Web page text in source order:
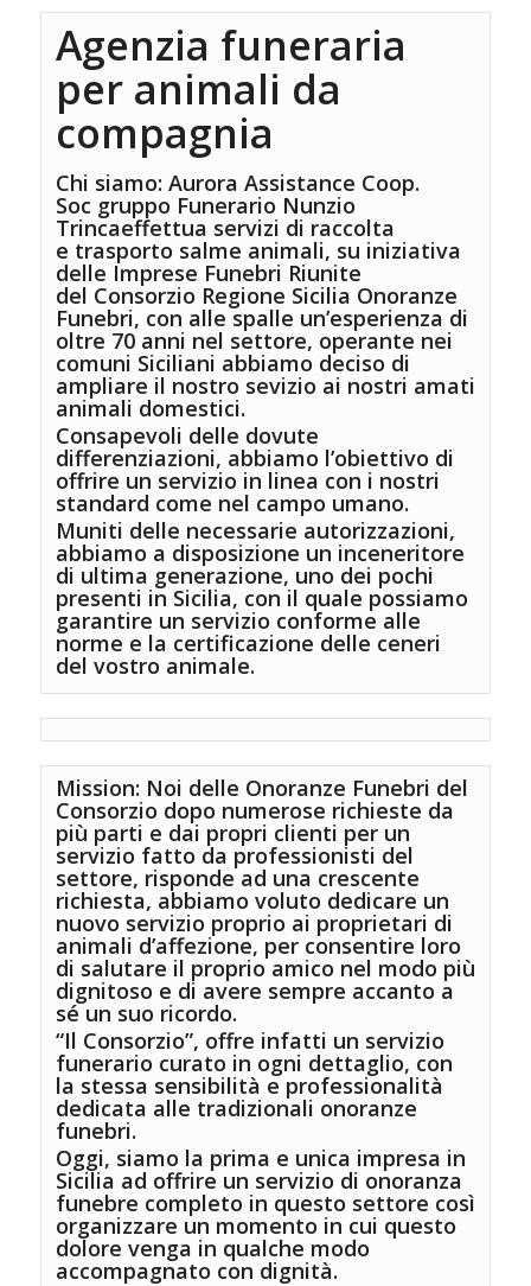
Agenzia funeraria
per animali da
compagnia
Chi siamo: Aurora Assistance Coop.
Soc gruppo Funerario Nunzio
Trincaeffettua servizi di raccolta
e trasporto salme animali, su iniziativa
delle Imprese Funebri Riunite
del Consorzio Regione Sicilia Onoranze
Funebri, con alle spalle un’esperienza di
oltre 70 anni nel settore, operante nei
comuni Siciliani abbiamo deciso di
ampliare il nostro sevizio ai nostri amati
animali domestici.
Consapevoli delle dovute
differenziazioni, abbiamo l’obiettivo di
offrire un servizio in linea con i nostri
standard come nel campo umano.
Muniti delle necessarie autorizzazioni,
abbiamo a disposizione un inceneritore
di ultima generazione, uno dei pochi
presenti in Sicilia, con il quale possiamo
garantire un servizio conforme alle
norme e la certificazione delle ceneri
del vostro animale.
Mission: Noi delle Onoranze Funebri del
Consorzio dopo numerose richieste da
più parti e dai propri clienti per un
servizio fatto da professionisti del
settore, risponde ad una crescente
richiesta, abbiamo voluto dedicare un
nuovo servizio proprio ai proprietari di
animali d’affezione, per consentire loro
di salutare il proprio amico nel modo più
dignitoso e di avere sempre accanto a
sé un suo ricordo.
“Il Consorzio”, offre infatti un servizio
funerario curato in ogni dettaglio, con
la stessa sensibilità e professionalità
dedicata alle tradizionali onoranze
funebri.
Oggi, siamo la prima e unica impresa in
Sicilia ad offrire un servizio di onoranza
funebre completo in questo settore così
organizzare un momento in cui questo
dolore venga in qualche modo
accompagnato con dignità.